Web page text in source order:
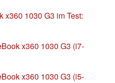
x360 1030 G3 im Test:
x360 1030 G3 (i7-
x360 1030 G3 (i5-